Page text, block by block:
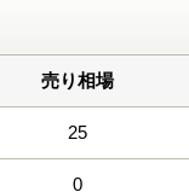
売り相場
25
0